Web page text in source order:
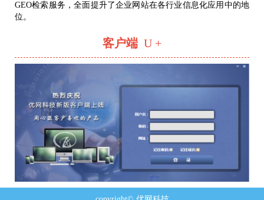
GEO检索服务，全面提升了企业网站在各行业信息化应用中的地
位。
客户端 U +